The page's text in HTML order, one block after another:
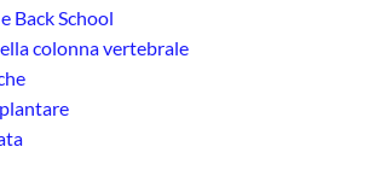
Back School
colonna vertebrale